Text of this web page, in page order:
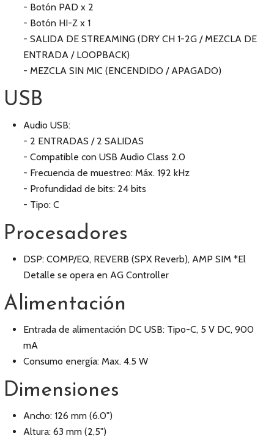
- Botón PAD x 2
- Botón HI-Z x 1
- SALIDA DE STREAMING (DRY CH 1-2G / MEZCLA DE
ENTRADA / LOOPBACK)
- MEZCLA SIN MIC (ENCENDIDO / APAGADO)
USB
Audio USB:
- 2 ENTRADAS / 2 SALIDAS
- Compatible con USB Audio Class 2.0
- Frecuencia de muestreo: Máx. 192 kHz
- Profundidad de bits: 24 bits
- Tipo: C
Procesadores
DSP: COMP/EQ, REVERB (SPX Reverb), AMP SIM *El
Detalle se opera en AG Controller
Alimentación
Entrada de alimentación DC USB: Tipo-C, 5 V DC, 900
mA
Consumo energía: Max. 4.5 W
Dimensiones
Ancho: 126 mm (6.0")
Altura: 63 mm (2,5")